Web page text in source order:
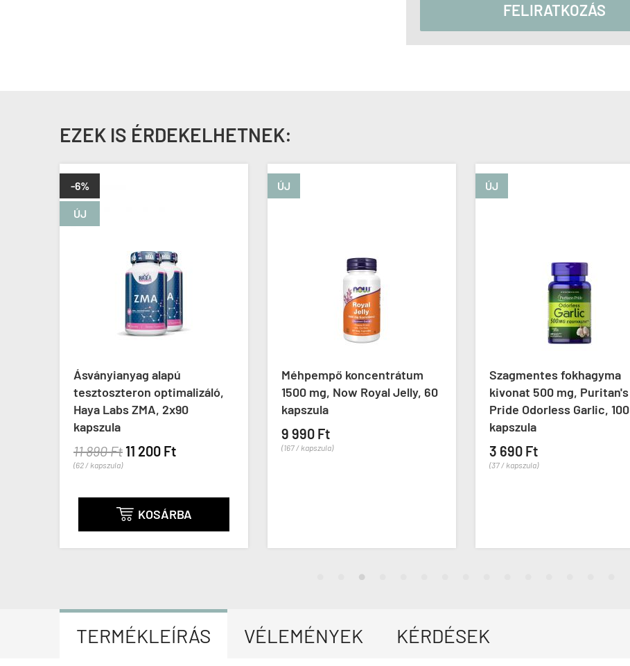
FELIRATKOZÁS
EZEK IS ÉRDEKELHETNEK:
ÚJ
-6%
Ásványianyag alapú
tesztoszteron optimalizáló,
Haya Labs ZMA, 2x90
kapszula
11 890 Ft 11 200 Ft
(62 / kapszula)
 KOSÁRBA
ÚJ
Méhpempő koncentrátum
1500 mg, Now Royal Jelly, 60
kapszula
9 990 Ft
(167 / kapszula)
ÚJ
Szagmentes fokhagyma
kivonat 500 mg, Puritan's
Pride Odorless Garlic, 100
kapszula
3 690 Ft
(37 / kapszula)
TERMÉKLEÍRÁS VÉLEMÉNYEK KÉRDÉSEK